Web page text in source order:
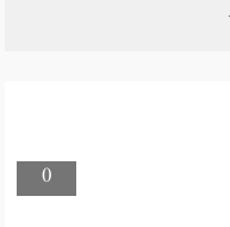
0